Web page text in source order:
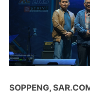
SOPPENG,